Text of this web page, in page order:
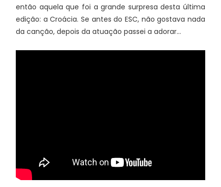
então aquela que foi a grande surpresa desta última
edição: a Croácia. Se antes do ESC, não gostava nada
da canção, depois da atuação passei a adorar…